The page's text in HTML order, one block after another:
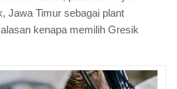
Jawa Timur sebagai plant
kenapa memilih Gresik